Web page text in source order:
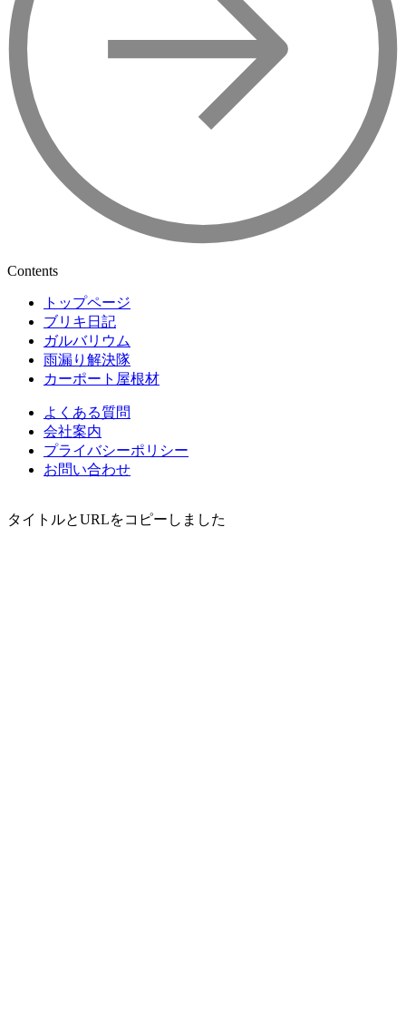
Contents
トップページ
ブリキ日記
ガルバリウム
雨漏り解決隊
カーポート屋根材
よくある質問
会社案内
プライバシーポリシー
お問い合わせ
タイトルとURLをコピーしました